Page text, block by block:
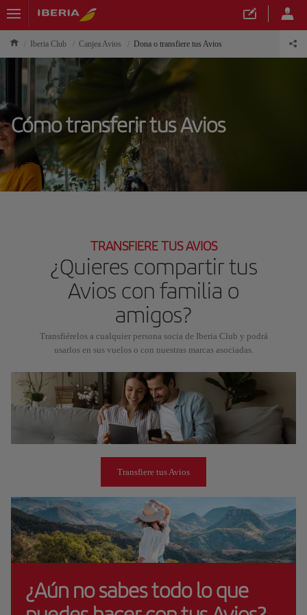
Iberia Club Canjea Avios Dona o transfiere tus Avios
Cómo transferir tus Avios
TRANSFIERE TUS AVIOS
¿Quieres compartir tus
Avios con familia o
amigos?
Transfiérelos a cualquier persona socia de Iberia Club y podrá
usarlos en sus vuelos o con nuestras marcas asociadas.
Transfiere tus Avios
¿Aún no sabes todo lo que